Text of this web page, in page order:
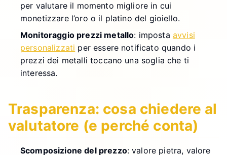
per valutare il momento migliore in cui
monetizzare l’oro o il platino del gioiello.
Monitoraggio prezzi metallo: imposta avvisi
personalizzati per essere notificato quando i
prezzi dei metalli toccano una soglia che ti
interessa.
Trasparenza: cosa chiedere al
valutatore (e perché conta)
Scomposizione del prezzo: valore pietra, valore